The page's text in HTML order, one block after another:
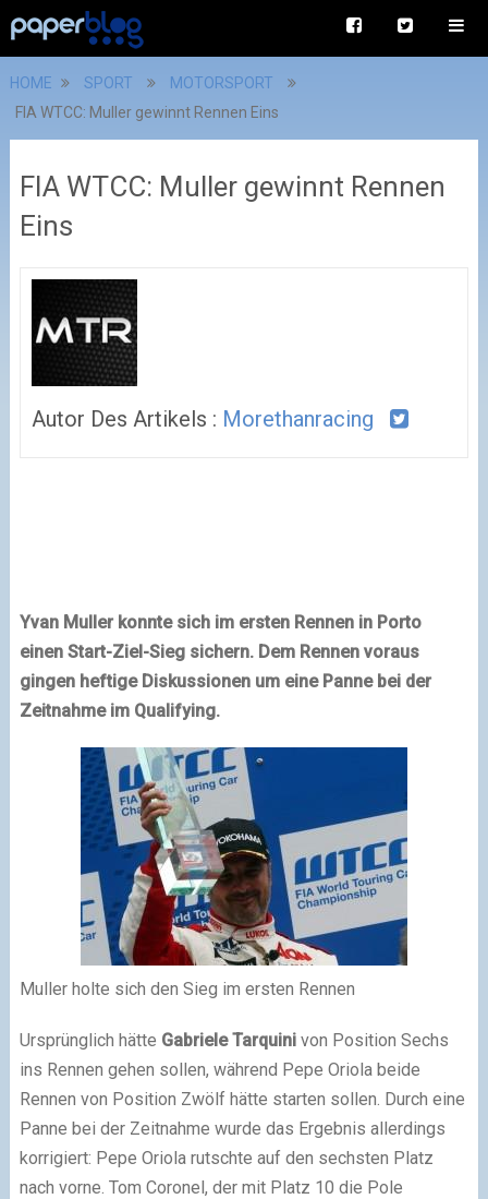
HOME SPORT
MOTORSPORT
FIA WTCC: Muller gewinnt Rennen Eins
FIA WTCC: Muller gewinnt Rennen
Eins
Autor Des Artikels : Morethanracing
Yvan Muller konnte sich im ersten Rennen in Porto
einen Start-Ziel-Sieg sichern. Dem Rennen voraus
gingen heftige Diskussionen um eine Panne bei der
Zeitnahme im Qualifying.
Muller holte sich den Sieg im ersten Rennen
Ursprünglich hätte Gabriele Tarquinivon Position Sechs
ins Rennen gehen sollen, während Pepe Oriola beide
Rennen von Position Zwölf hätte starten sollen. Durch eine
Panne bei der Zeitnahme wurde das Ergebnis allerdings
korrigiert: Pepe Oriola rutschte auf den sechsten Platz
nach vorne. Tom Coronel, der mit Platz 10 die Pole